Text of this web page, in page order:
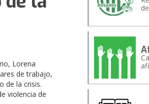
Lorena
de trabajo,
de la crisis.
violencia de
de